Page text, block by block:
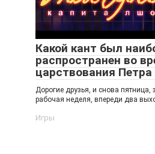
Какой кант был
распространен во
царствования Петра
Дорогие друзья, и снова пятница,
рабочая неделя, впереди два
Игры